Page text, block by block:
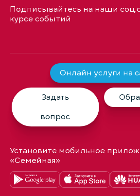
Подписывайтесь на наши
курсе событий
Онлайн услуги на
Задать
вопрос
Установите мобильное
«Семейная»